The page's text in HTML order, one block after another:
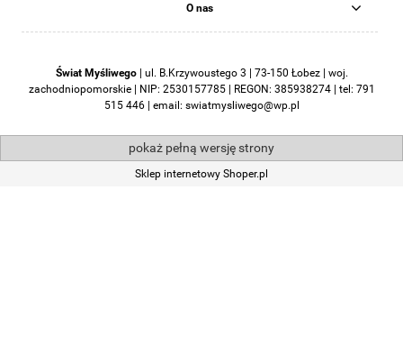
O nas
Świat Myśliwego| ul. B.Krzywoustego 3 | 73-150 Łobez | woj.
zachodniopomorskie | NIP: 2530157785 | REGON: 385938274 | tel: 791
515 446| email: swiatmysliwego@wp.pl
pokaż pełną wersję strony
Sklep internetowy Shoper.pl